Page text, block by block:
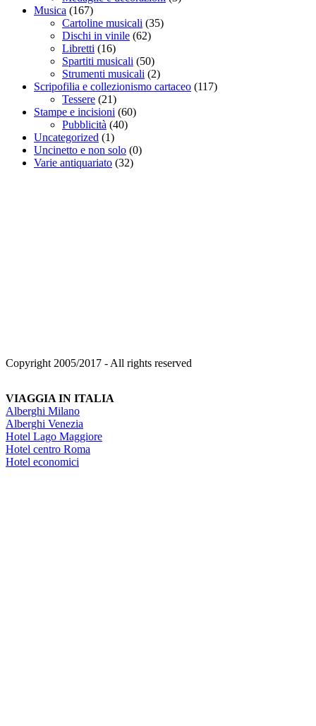
Musica (167)
Cartoline musicali (35)
Dischi in vinile (62)
Libretti (16)
Spartiti musicali (50)
Strumenti musicali (2)
Scripofilia e collezionismo cartaceo (117)
Tessere (21)
Stampe e incisioni (60)
Pubblicità (40)
Uncategorized (1)
Uncinetto e non solo (0)
Varie antiquariato (32)
Copyright 2005/2017 - All rights reserved
VIAGGIA IN ITALIA
Alberghi Milano
Alberghi Venezia
Hotel Lago Maggiore
Hotel centro Roma
Hotel economici